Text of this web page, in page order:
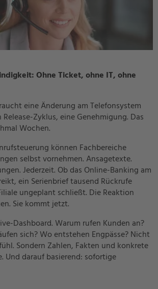
Ohne Ticket, ohne IT, ohne
eine Änderung am Telefonsystem
Zyklus, eine Genehmigung. Das
Wochen.
können Fachbereiche
selbst vornehmen. Ansagetexte.
Jederzeit. Ob das Online-Banking am
ein Serienbrief tausend Rückrufe
ungeplant schließt. Die Reaktion
Sie kommt jetzt.
Dashboard. Warum rufen Kunden an?
sich? Wo entstehen Engpässe? Nicht
Sondern Zahlen, Fakten und konkrete
Und darauf basierend: sofortige